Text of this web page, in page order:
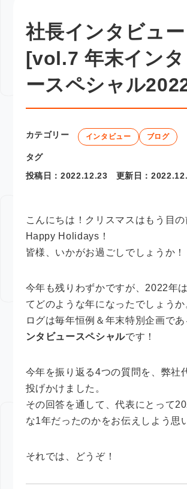
社長インタビュー
[vol.7 年末インタ
ースペシャル
カテゴリー インタビュー ブログ
タグ
投稿日：2022.12.23 更新日：
こんにちは！クリスマスはもう目の
Happy Holidays！
皆様、いかがお過ごしでしょうか！
今年も残りわずかですが、2022年
てどのような年になったでしょう
ログは毎年恒例＆年末特別企画で
ンタビュースペシャルです！
今年を振り返る4つの質問を、弊社
投げかけました。
その回答を通して、代表にとって
な1年だったのかをお伝えしよう思
それでは、どうぞ！